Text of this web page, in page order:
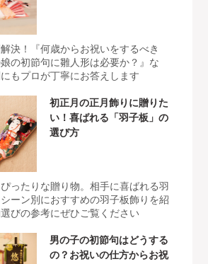
決！『何歳からお祝いをするべき
の初節句に雛人形は必要か？』な
もプロが丁寧にお答えします
初正月の正月飾りに贈りた
い！喜ばれる「羽子板」の
選び方
ったりな贈り物。相手に喜ばれる羽
ーン別におすすめの羽子板飾りを紹
びの参考にぜひご覧ください
男の子の初節句はどうする
の？お祝いの仕方からお祝